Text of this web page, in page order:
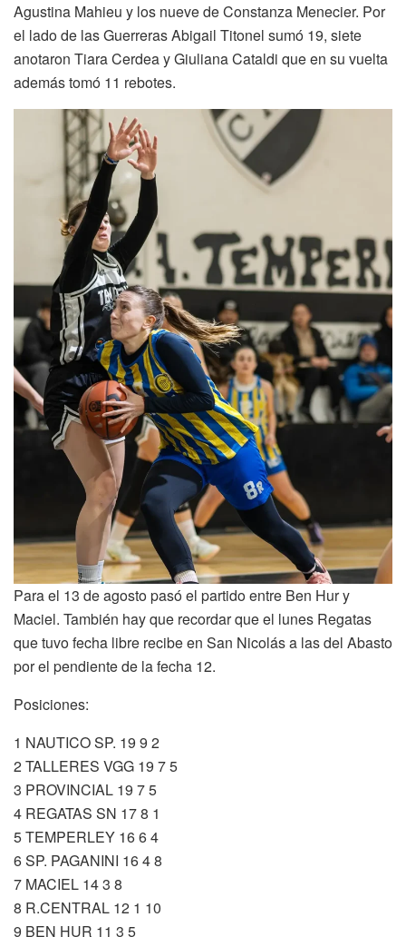
Agustina Mahieu y los nueve de Constanza Menecier. Por
el lado de las Guerreras Abigail Titonel sumó 19, siete
anotaron Tiara Cerdea y Giuliana Cataldi que en su vuelta
además tomó 11 rebotes.
Para el 13 de agosto pasó el partido entre Ben Hur y
Maciel. También hay que recordar que el lunes Regatas
que tuvo fecha libre recibe en San Nicolás a las del Abasto
por el pendiente de la fecha 12.
Posiciones:
1 NAUTICO SP. 19 9 2
2 TALLERES VGG 19 7 5
3 PROVINCIAL 19 7 5
4 REGATAS SN 17 8 1
5 TEMPERLEY 16 6 4
6 SP. PAGANINI 16 4 8
7 MACIEL 14 3 8
8 R.CENTRAL 12 1 10
9 BEN HUR 11 3 5